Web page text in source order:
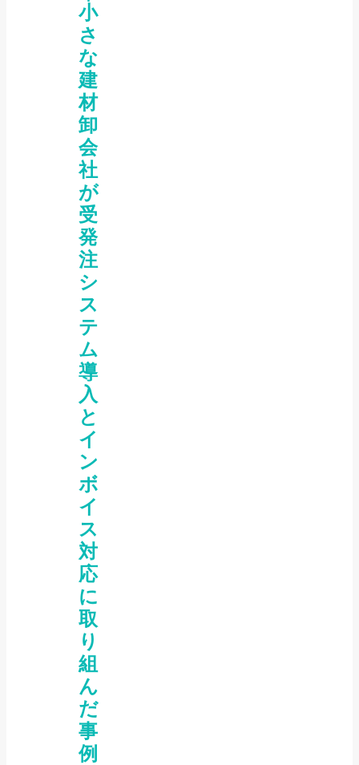
小
さ
な
建
材
卸
会
社
が
受
発
注
シ
ス
テ
ム
導
入
と
イ
ン
ボ
イ
ス
対
応
に
取
り
組
ん
だ
事
例